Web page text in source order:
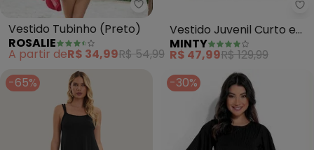
Rosalie - Vestido Tubinho
Vestido Tubinho (Preto)
ROSALIE
A partir deR$ 34,99R$ 54,99
Vestido Juvenil Curto em
Malhão (Preto)
MINTY
R$ 47,99R$ 129,99
-65%
-30%